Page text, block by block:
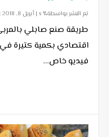
تم النشر بواسطة٪ s | أبريل 8, 2018
طريقة صنع صابلي
فيديو خاص...